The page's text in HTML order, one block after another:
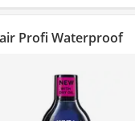
Profi Waterproof